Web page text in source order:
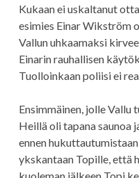
Kukaan ei uskaltanut
esimies Einar Wikström
Vallun uhkaamaksi
Einarin rauhallisen
Tuolloinkaan poliisi ei
Ensimmäinen, jolle Vallu
Heillä oli tapana saunoa
ennen
ykskantaan Topille, että